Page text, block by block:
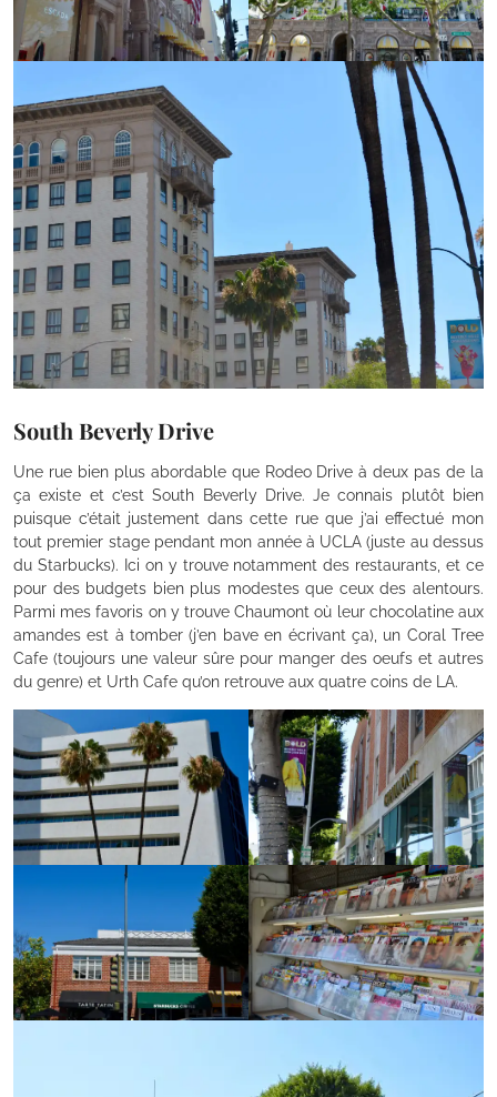
South Beverly Drive
Une rue bien plus abordable que Rodeo Drive à deux pas de la
ça existe et c’est South Beverly Drive. Je connais plutôt bien
puisque c’était justement dans cette rue que j’ai effectué mon
tout premier stage pendant mon année à UCLA (juste au dessus
du Starbucks). Ici on y trouve notamment des restaurants, et ce
pour des budgets bien plus modestes que ceux des alentours.
Parmi mes favoris on y trouve Chaumont où leur chocolatine aux
amandes est à tomber (j’en bave en écrivant ça), un Coral Tree
Cafe (toujours une valeur sûre pour manger des oeufs et autres
du genre) et Urth Cafe qu’on retrouve aux quatre coins de LA.